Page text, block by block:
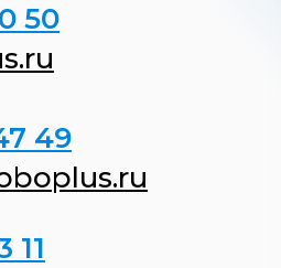
50
49
11